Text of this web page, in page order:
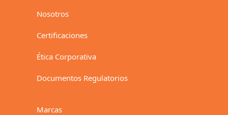
Nosotros
Certificaciones
Ética Corporativa
Documentos Regulatorios
Marcas